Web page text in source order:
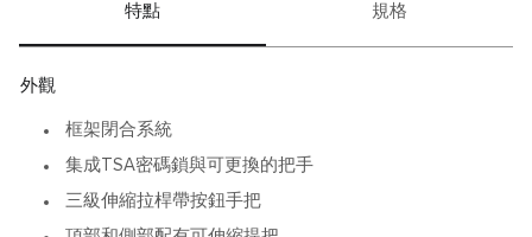
特點 規格
外觀
框架閉合系統
集成TSA密碼鎖與可更換的把手
三級伸縮拉桿帶按鈕手把